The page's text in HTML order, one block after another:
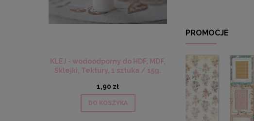
KLEJ - wodoodporny do HDF, MDF,
Sklejki, Tektury, 1 sztuka / 15g.
1,90 zł
DO KOSZYKA
PROMOCJE